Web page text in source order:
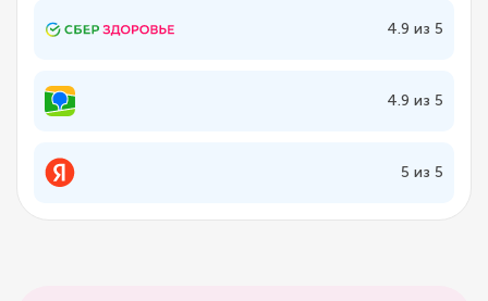
4.9 из 5
4.9 из 5
5 из 5